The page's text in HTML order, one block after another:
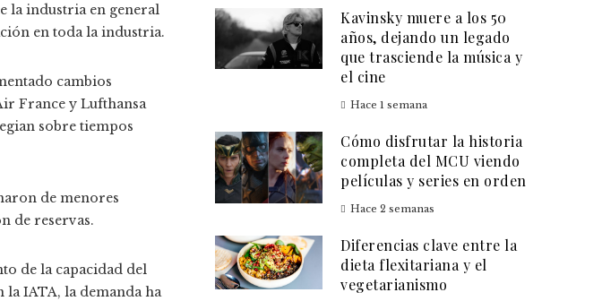
la industria en general
en toda la industria.
cambios
France y Lufthansa
sobre tiempos
de menores
de reservas.
de la capacidad del
IATA, la demanda ha
Kavinsky muere a los 50
años, dejando un legado
que trasciende la música y
el cine
Hace 1 semana
Cómo disfrutar la historia
completa del MCU viendo
películas y series en orden
Hace 2 semanas
Diferencias clave entre la
dieta flexitariana y el
vegetarianismo